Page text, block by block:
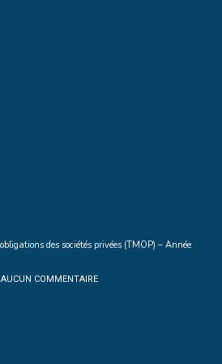
des sociétés privées (TMOP) – Année
AUCUN COMMENTAIRE